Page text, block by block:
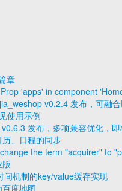
章
'apps' in component
v0.2.4 发布，可融
使用示例
发布，多项兼容优化，
、日程的同步
the term "acquirer" to
间机制的key/value缓存实现
度地图